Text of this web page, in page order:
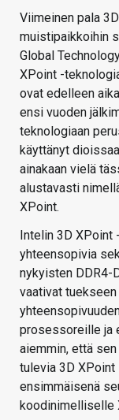
Viimeinen pala
muistipaikkoihin
Global
XPoint -
ovat edelleen
ensi vuoden
teknologiaan
käyttänyt
ainakaan vielä
alustavasti
XPoint.
Intelin 3D XPoint
yhteensopivia
nykyisten DDR4-
vaativat
prosessoreille ja
aiemmin, että
tulevia 3D XPoint
ensimmäisenä
koodinimelliselle